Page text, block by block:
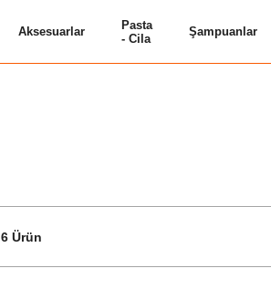
Aksesuarlar
Pasta
- Cila
Şampuanlar
6 Ürün